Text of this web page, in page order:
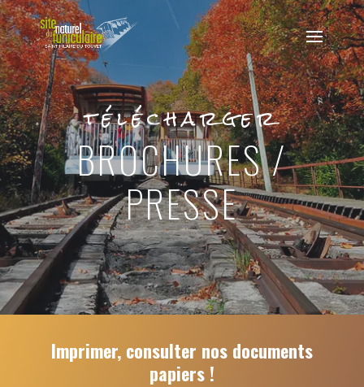
télécharger
BROCHURES /
PRESSE
Imprimer, consulter nos documents
papiers !